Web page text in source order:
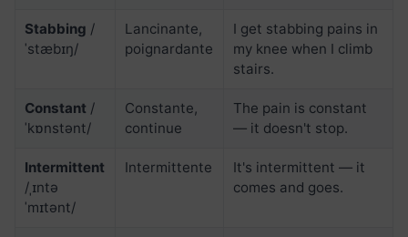
Stabbing /
ˈstæbɪŋ/
Lancinante,
poignardante
I get stabbing pains in
my knee when I climb
stairs.
Constant /
ˈkɒnstənt/
Constante,
continue
The pain is constant
— it doesn't stop.
Intermittent
/ˌɪntə
ˈmɪtənt/
Intermittente
It's intermittent — it
comes and goes.